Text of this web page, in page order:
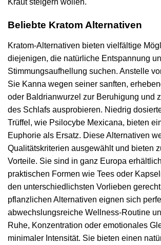
Beliebte Kratom Alternativen
Kratom-Alternativen bieten vielfältige
diejenigen, die natürliche Entspannung
Stimmungsaufhellung suchen. Anstelle
Sie Kanna wegen seiner sanften,
oder Baldrianwurzel zur Beruhigung und
des Schlafs ausprobieren. Niedrig
Trüffel, wie Psilocybe Mexicana, bieten
Euphorie als Ersatz. Diese Alternativen
Qualitätskriterien ausgewählt und bieten
Vorteile. Sie sind in ganz Europa
praktischen Formen wie Tees oder
den unterschiedlichsten Vorlieben
pflanzlichen Alternativen eignen sich
abwechslungsreiche Wellness-Routine
Ruhe, Konzentration oder emotionales
minimaler Intensität. Sie bieten einen